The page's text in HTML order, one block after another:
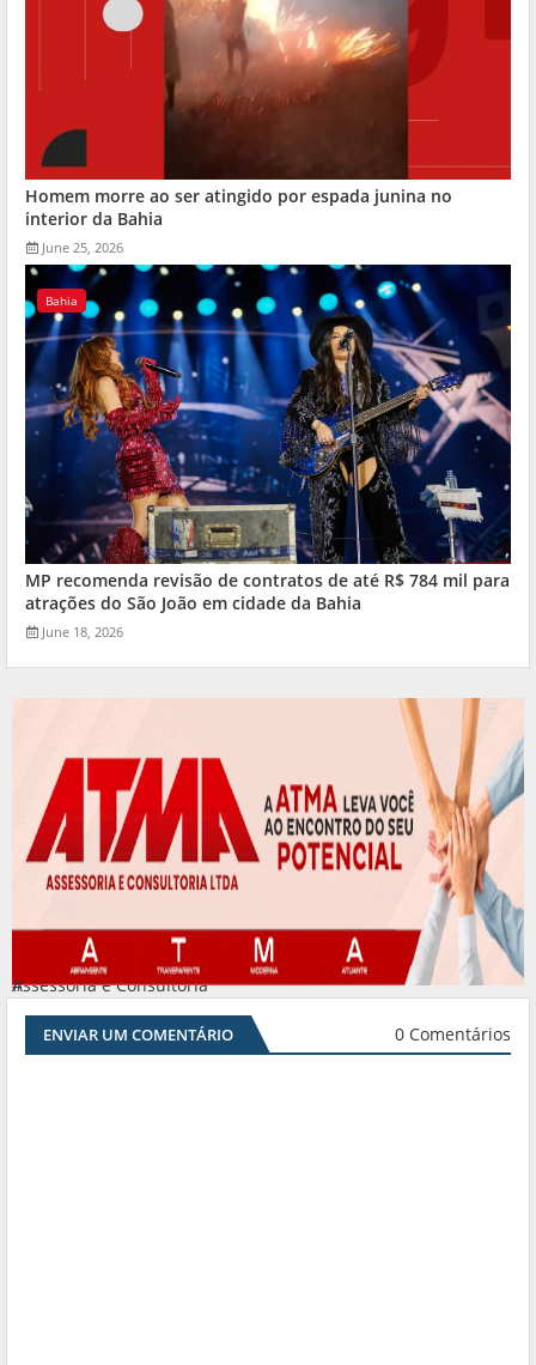
Homem morre ao ser atingido por espada junina no
interior da Bahia
June 25, 2026
Bahia
MP recomenda revisão de contratos de até R$ 784 mil para
atrações do São João em cidade da Bahia
June 18, 2026
Assessoria e Consultoria
#
ENVIAR UM COMENTÁRIO 0 Comentários